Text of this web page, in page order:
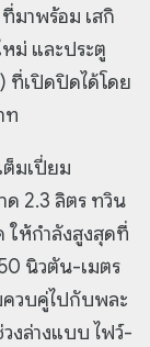
มาพร้อม เสกิ
ม่ และประตู
ที่เปิดปิดได้โดย
ท
ต็มเปี่ยม
ด 2.3 ลิตร ทวิน
ให้กำลังสูงสุดที่
นิวตัน-เมตร
ควบคู่ไปกับพละ
งล่างแบบ ไฟว์-